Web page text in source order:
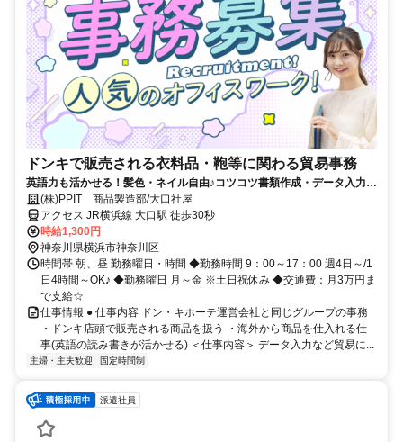
ドンキで販売される衣料品・鞄等に関わる貿易事務
英語力も活かせる！髪色・ネイル自由♪コツコツ書類作成・データ入力が
中心♪(株)PPIT 商品製造部/大口社屋
アクセス JR横浜線 大口駅 徒歩30秒
時給1,300円
神奈川県横浜市神奈川区
時間帯 朝、昼 勤務曜日・時間 ◆勤務時間 9：00～17：00 週4日～/1
日4時間～OK♪ ◆勤務曜日 月～金 ※土日祝休み ◆交通費：月3万円ま
で支給☆
仕事情報 ● 仕事内容 ドン・キホーテ運営会社と同じグループの事務
・ドンキ店頭で販売される商品を扱う ・海外から商品を仕入れる仕
事(英語の読み書きが活かせる) ＜仕事内容＞ データ入力など貿易に...
主婦・主夫歓迎 固定時間制
派遣社員